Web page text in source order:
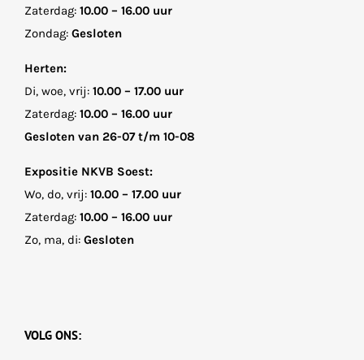
Zaterdag: 10.00 – 16.00 uur
Zondag: Gesloten
Herten:
Di, woe, vrij: 10.00 – 17.00 uur
Zaterdag: 10.00 – 16.00 uur
Gesloten van 26-07 t/m 10-08
Expositie NKVB Soest:
Wo, do, vrij: 10.00 – 17.00 uur
Zaterdag: 10.00 – 16.00 uur
Zo, ma, di: Gesloten
VOLG ONS: